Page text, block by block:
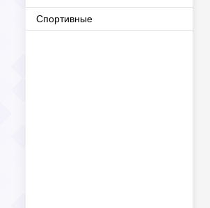
Спортивные